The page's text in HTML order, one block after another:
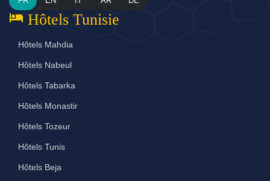
hotel Hôtels Tunisie
Hôtels Mahdia
Hôtels Nabeul
Hôtels Tabarka
Hôtels Monastir
Hôtels Tozeur
Hôtels Tunis
Hôtels Beja